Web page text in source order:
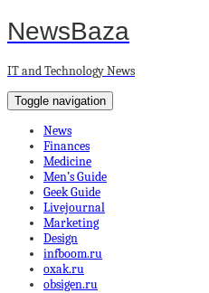
NewsBaza
IT and Technology News
Toggle navigation
News
Finances
Medicine
Men’s Guide
Geek Guide
Livejournal
Marketing
Design
infboom.ru
oxak.ru
obsigen.ru